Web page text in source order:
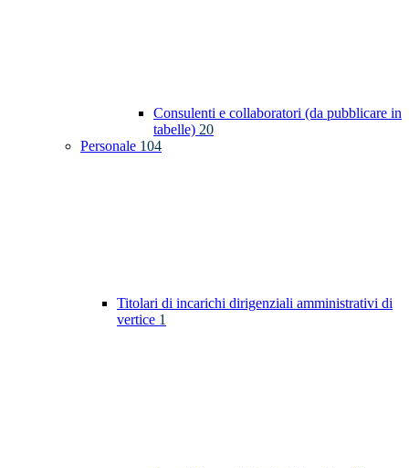
Consulenti e collaboratori (da pubblicare in
tabelle) 20
Personale 104
Titolari di incarichi dirigenziali amministrativi di
vertice 1